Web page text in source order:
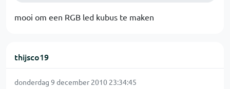
mooi om een RGB led kubus te maken
thijsco19
donderdag 9 december 2010 23:34:45